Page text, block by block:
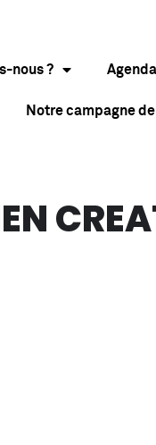
nous ? Agenda
Notre campagne